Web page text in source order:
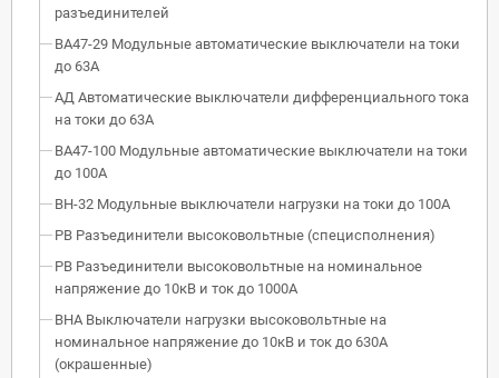
разъединителей
ВА47-29 Модульные автоматические выключатели на токи
до 63А
АД Автоматические выключатели дифференциального тока
на токи до 63А
ВА47-100 Модульные автоматические выключатели на токи
до 100А
ВН-32 Модульные выключатели нагрузки на токи до 100А
РВ Разъединители высоковольтные (специсполнения)
РВ Разъединители высоковольтные на номинальное
напряжение до 10кВ и ток до 1000А
ВНА Выключатели нагрузки высоковольтные на
номинальное напряжение до 10кВ и ток до 630А
(окрашенные)